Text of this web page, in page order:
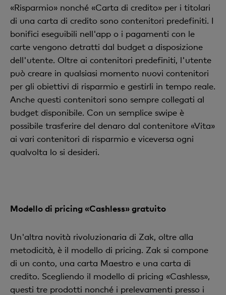
«Risparmio» nonché «Carta di credito» per i titolari
di una carta di credito sono contenitori predefiniti. I
bonifici eseguibili nell'app o i pagamenti con le
carte vengono detratti dal budget a disposizione
dell'utente. Oltre ai contenitori predefiniti, l'utente
può creare in qualsiasi momento nuovi contenitori
per gli obiettivi di risparmio e gestirli in tempo reale.
Anche questi contenitori sono sempre collegati al
budget disponibile. Con un semplice swipe è
possibile trasferire del denaro dal contenitore «Vita»
ai vari contenitori di risparmio e viceversa ogni
qualvolta lo si desideri.
Modello di pricing «Cashless» gratuito
Un'altra novità rivoluzionaria di Zak, oltre alla
metodicità, è il modello di pricing. Zak si compone
di un conto, una carta Maestro e una carta di
credito. Scegliendo il modello di pricing «Cashless»,
questi tre prodotti nonché i prelevamenti presso i